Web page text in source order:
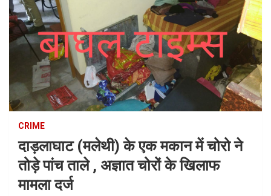
CRIME
दाड़लाघाट (मलेथी) के एक मकान में चोरो ने
तोड़े पांच ताले , अज्ञात चोरों के खिलाफ
मामला दर्ज